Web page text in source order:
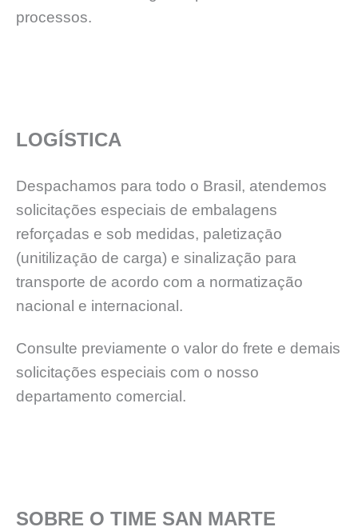
processos.
LOGÍSTICA
Despachamos para todo o Brasil, atendemos
solicitações especiais de embalagens
reforçadas e sob medidas, paletizaçāo
(unitilizaçāo de carga) e sinalização para
transporte de acordo com a normatização
nacional e internacional.
Consulte previamente o valor do frete e demais
solicitações especiais com o nosso
departamento comercial.
SOBRE O TIME SAN MARTE